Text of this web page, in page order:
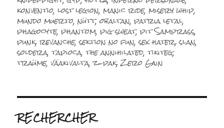
konventio,lost legion,manic ride,misery whip,
mundo muerto,nütt,obaltan,patria letal,
phagocyte,phantom,pig sweat,pit Samprass,
punk,revanche,sektion no fun,sex hater,slan,
soldera,tapioca,the annihilated,tikiteg,
traüme,väakivalta,z-pak,Zero Gain
RECHERCHER